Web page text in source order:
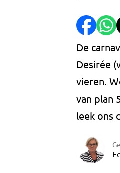
De
Desirée
vieren.
van plan
leek ons